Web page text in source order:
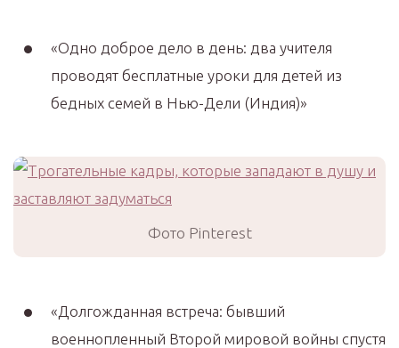
«Одно доброе дело в день: два учителя
проводят бесплатные уроки для детей из
бедных семей в Нью-Дели (Индия)»
Фото Pinterest
«Долгожданная встреча: бывший
военнопленный Второй мировой войны спустя